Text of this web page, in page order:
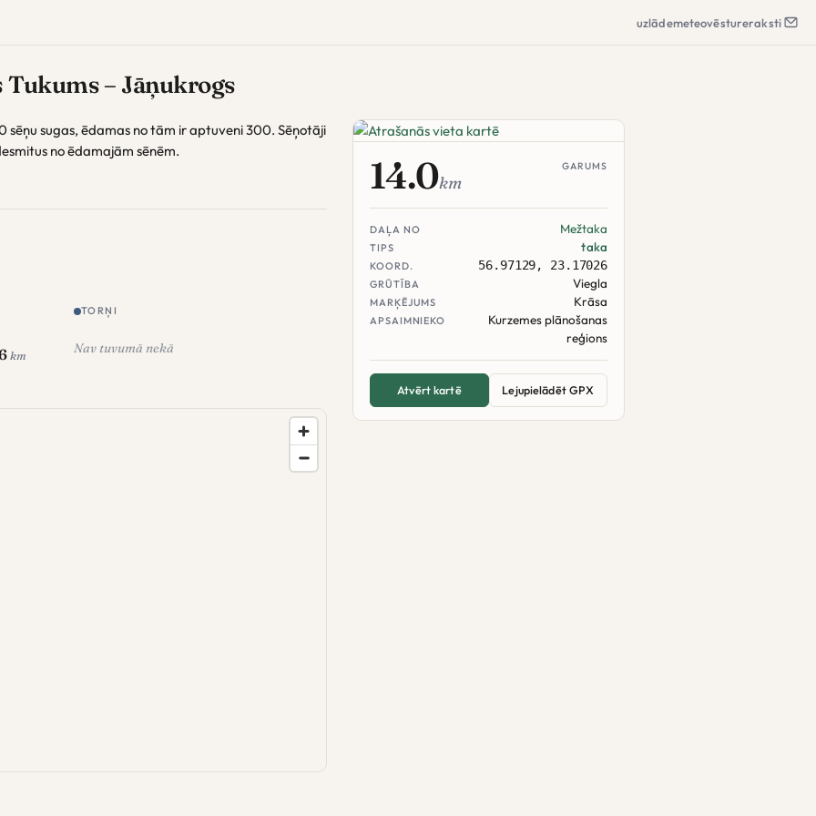
uzlādemeteovēstureraksti
Tukums – Jāņukrogs
sugas, ēdamas no tām ir aptuveni 300. Sēņotāji
no ēdamajām sēnēm.
km
TORŅI
Nav tuvumā nekā
14.0km
GARUMS
DAĻA NO Mežtaka
TIPS taka
KOORD. 56.97129, 23.17026
GRŪTĪBA Viegla
MARĶĒJUMS Krāsa
APSAIMNIEKO
Kurzemes plānošanas
reģions
Atvērt kartē Lejupielādēt GPX